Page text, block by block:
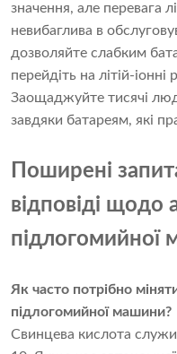
значення, але перевага
невибаглива в
дозволяйте слабким
перейдіть на літій-
Заощаджуйте тисячі
завдяки батареям, які
Поширені
відповіді щодо
підлогомийної
Як часто потрібно
підлогомийної машини?
Свинцева кислота